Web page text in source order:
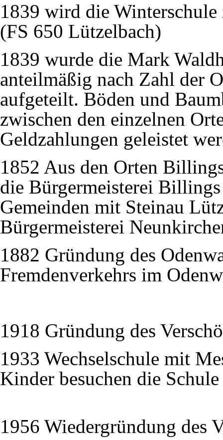
1839 wird die
(FS 650 Lützelbach)
1839 wurde die Mark
anteilmäßig nach Zahl der
aufgeteilt. Böden und
zwischen den einzelnen
Geldzahlungen geleistet
1852 Aus den Orten
die Bürgermeisterei
Gemeinden mit Steinau
Bürgermeisterei
1882 Gründung des
Fremdenverkehrs im
1918 Gründung des
1933 Wechselschule mit
Kinder besuchen die
1956 Wiedergründung des